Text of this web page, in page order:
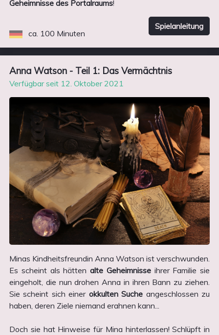
Geheimnisse des Portalraums!
ca. 100 Minuten
Spielanleitung
Anna Watson - Teil 1: Das Vermächtnis
Verfügbar seit 12. Oktober 2021
Minas Kindheitsfreundin Anna Watson ist verschwunden.
Es scheint als hätten alte Geheimnisseihrer Familie sie
eingeholt, die nun drohen Anna in ihren Bann zu ziehen.
Sie scheint sich einer okkulten Suche angeschlossen zu
haben, deren Ziele niemand erahnen kann...
Doch sie hat Hinweise für Mina hinterlassen! Schlüpft in